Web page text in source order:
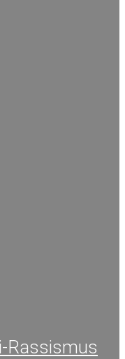
Rassismus